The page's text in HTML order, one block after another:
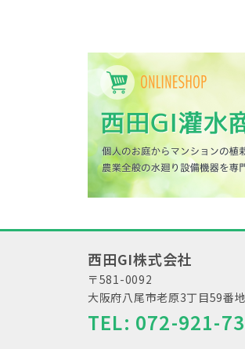
西田GI株式会社
〒581-0092
大阪府八尾市老原3丁目59番地
TEL: 072-921-